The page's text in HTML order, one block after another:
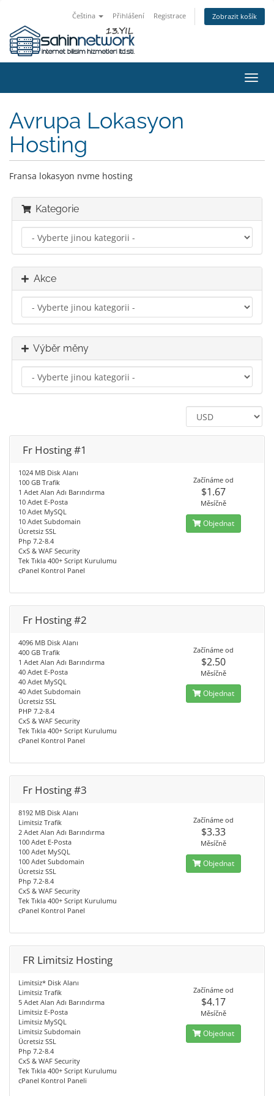
Čeština Přihlášení Registrace Zobrazit košík
Avrupa Lokasyon
Hosting
Fransa lokasyon nvme hosting
Kategorie
Akce
Výběr měny
Fr Hosting #1
1024 MB Disk Alanı
100 GB Trafik
1 Adet Alan Adı Barındırma
10 Adet E-Posta
10 Adet MySQL
10 Adet Subdomain
Ücretsiz SSL
Php 7.2-8.4
CxS & WAF Security
Tek Tıkla 400+ Script Kurulumu
cPanel Kontrol Panel
Začínáme od
$1.67
Měsíčně
Objednat
Fr Hosting #2
4096 MB Disk Alanı
400 GB Trafik
1 Adet Alan Adı Barındırma
40 Adet E-Posta
40 Adet MySQL
40 Adet Subdomain
Ücretsiz SSL
PHP 7.2-8.4
CxS & WAF Security
Tek Tıkla 400+ Script Kurulumu
cPanel Kontrol Panel
Začínáme od
$2.50
Měsíčně
Objednat
Fr Hosting #3
8192 MB Disk Alanı
Limitsiz Trafik
2 Adet Alan Adı Barındırma
100 Adet E-Posta
100 Adet MySQL
100 Adet Subdomain
Ücretsiz SSL
Php 7.2-8.4
CxS & WAF Security
Tek Tıkla 400+ Script Kurulumu
cPanel Kontrol Panel
Začínáme od
$3.33
Měsíčně
Objednat
FR Limitsiz Hosting
Limitsiz* Disk Alanı
Limitsiz Trafik
5 Adet Alan Adı Barındırma
Limitsiz E-Posta
Limitsiz MySQL
Limitsiz Subdomain
Ücretsiz SSL
Php 7.2-8.4
CxS & WAF Security
Tek Tıkla 400+ Script Kurulumu
cPanel Kontrol Paneli
Začínáme od
$4.17
Měsíčně
Objednat